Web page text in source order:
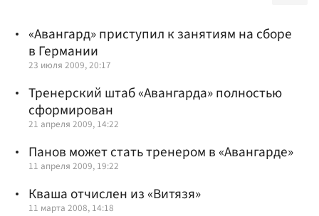
«Авангард» приступил к занятиям на сборе
в Германии
23 июля 2009, 20:17
Тренерский штаб «Авангарда» полностью
сформирован
21 апреля 2009, 14:22
Панов может стать тренером в «Авангарде»
11 апреля 2009, 19:22
Кваша отчислен из «Витязя»
11 марта 2008, 14:18